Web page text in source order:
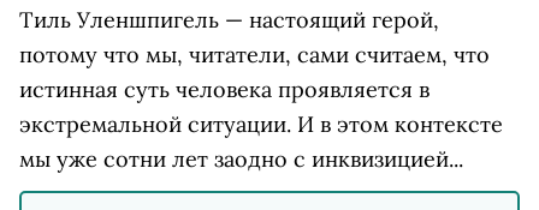
Тиль Уленшпигель — настоящий герой,
потому что мы, читатели, сами считаем, что
истинная суть человека проявляется в
экстремальной ситуации. И в этом контексте
мы уже сотни лет заодно с инквизицией...